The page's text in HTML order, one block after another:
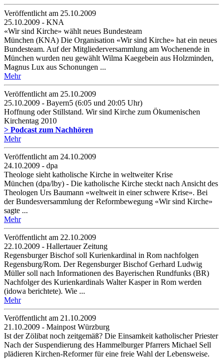
Veröffentlicht am 25­.10.2009
25.10.2009 - KNA
«Wir sind Kirche» wählt neues Bundesteam
München (KNA) Die Organisation «Wir sind Kirche» hat ein neues
Bundesteam. Auf der Mitgliederversammlung am Wochenende in
München wurden neu gewählt Wilma Kaegebein aus Holzminden,
Magnus Lux aus Schonungen ...
Mehr
Veröffentlicht am 25­.10.2009
25.10.2009 - Bayern5 (6:05 und 20:05 Uhr)
Hoffnung oder Stillstand. Wir sind Kirche zum Ökumenischen
Kirchentag 2010
> Podcast zum Nachhören
Mehr
Veröffentlicht am 24­.10.2009
24.10.2009 - dpa
Theologe sieht katholische Kirche in weltweiter Krise
München (dpa/lby) - Die katholische Kirche steckt nach Ansicht des
Theologen Urs Baumann «weltweit in einer schwere Krise». Bei
der Bundesversammlung der Reformbewegung «Wir sind Kirche»
sagte ...
Mehr
Veröffentlicht am 22­.10.2009
22.10.2009 - Hallertauer Zeitung
Regensburger Bischof soll Kurienkardinal in Rom nachfolgen
Regensburg/Rom. Der Regensburger Bischof Gerhard Ludwig
Müller soll nach Informationen des Bayerischen Rundfunks (BR)
Nachfolger des Kurienkardinals Walter Kasper in Rom werden
(idowa berichtete). Wie ...
Mehr
Veröffentlicht am 21­.10.2009
21.10.2009 - Mainpost Würzburg
Ist der Zölibat noch zeitgemäß? Die Einsamkeit katholischer Priester
Nach der Suspendierung des Hammelburger Pfarrers Michael Sell
plädieren Kirchen-Reformer für eine freie Wahl der Lebensweise.